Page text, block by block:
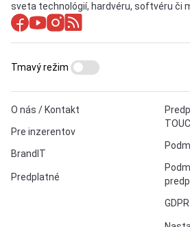
sveta technológií, hardvéru, softvéru či
O nás / Kontakt
Pre inzerentov
BrandIT
Predplatné
GDPR
Tmavý režim